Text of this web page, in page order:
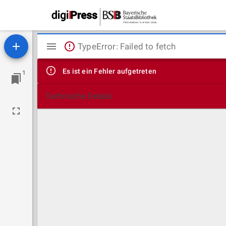
1
Mirador
Viewer
TypeError: Failed to fetch
Es ist ein Fehler aufgetreten
Technische Details